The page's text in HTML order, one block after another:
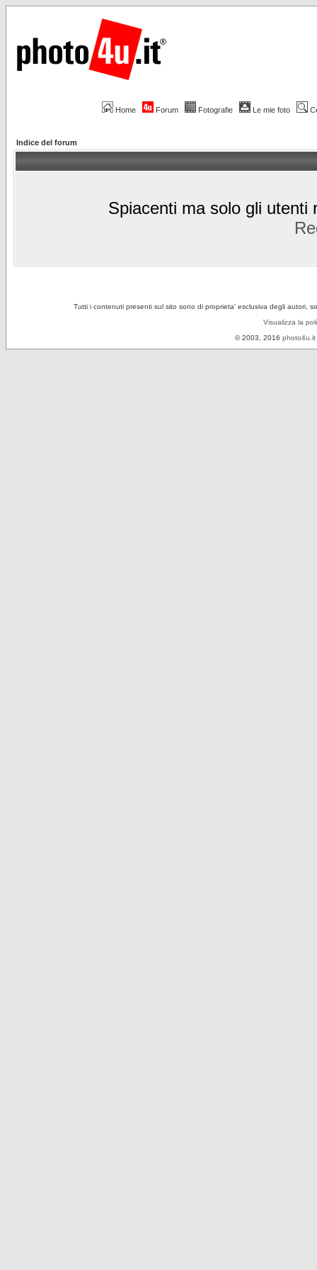
Home Forum Fotografie Le mie foto
Indice del forum
Spiacenti ma solo gli utenti
Tutti i contenuti presenti sul sito sono di proprieta' esclusiva degli autori,
Visualizza la
© 2003, 2016 photo4u.it